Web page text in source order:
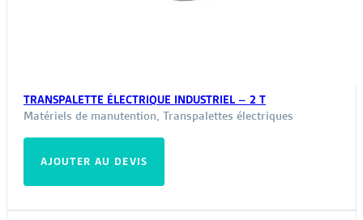
TRANSPALETTE ÉLECTRIQUE INDUSTRIEL – 2 T
Matériels de manutention, Transpalettes électriques
AJOUTER AU DEVIS